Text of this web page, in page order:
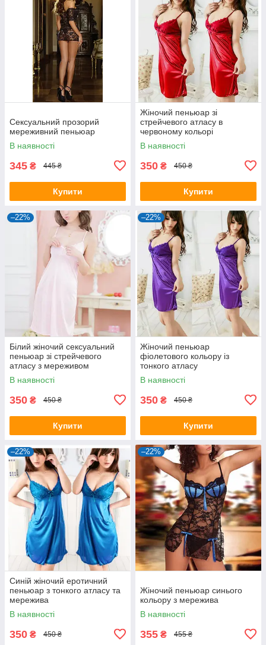
Сексуальний прозорий
мереживний пеньюар
В наявності
345 ₴ 445 ₴
Купити
Жіночий пеньюар зі
стрейчевого атласу в
червоному кольорі
В наявності
350 ₴ 450 ₴
Купити
–22%
Білий жіночий сексуальний
пеньюар зі стрейчевого
атласу з мереживом
В наявності
350 ₴ 450 ₴
Купити
–22%
Жіночий пеньюар
фіолетового кольору із
тонкого атласу
В наявності
350 ₴ 450 ₴
Купити
–22%
Синій жіночий еротичний
пеньюар з тонкого атласу та
мережива
В наявності
350 ₴ 450 ₴
–22%
Жіночий пеньюар синього
кольору з мережива
В наявності
355 ₴ 455 ₴